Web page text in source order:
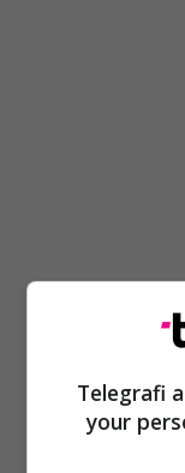
Telegrafi
your